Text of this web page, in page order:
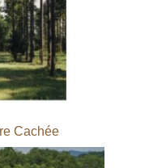
Cachée